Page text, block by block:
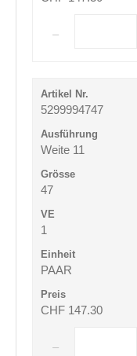
5299994747
Weite 11
47
1
PAAR
CHF 147.30